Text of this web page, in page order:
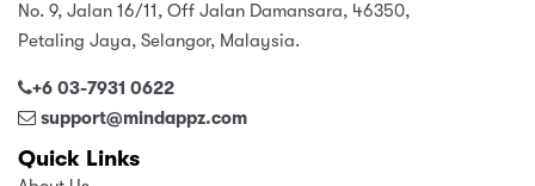
No. 9, Jalan 16/11, Off Jalan Damansara, 46350,
Petaling Jaya, Selangor, Malaysia.
+6 03-7931 0622
support@mindappz.com
Quick Links